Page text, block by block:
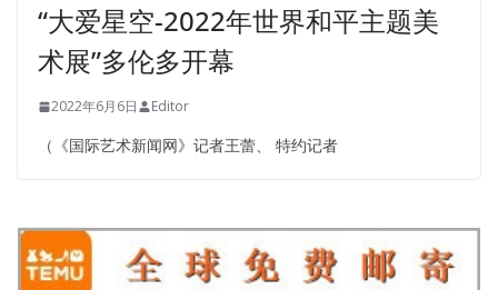
“大爱星空-2022年世界和平主题美
术展”多伦多开幕
2022年6月6日 Editor
（《国际艺术新闻网》记者王蕾、 特约记者